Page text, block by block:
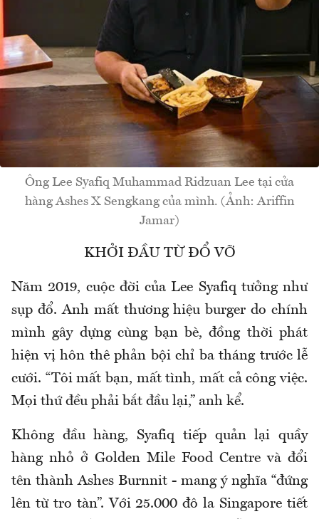
Ông Lee Syafiq Muhammad Ridzuan Lee tại cửa
hàng Ashes X Sengkang của mình. (Ảnh: Ariffin
Jamar)
KHỞI ĐẦU TỪ ĐỔ VỠ
Năm 2019, cuộc đời của Lee Syafiq tưởng như
sụp đổ. Anh mất thương hiệu burger do chính
mình gây dựng cùng bạn bè, đồng thời phát
hiện vị hôn thê phản bội chỉ ba tháng trước lễ
cưới. “Tôi mất bạn, mất tình, mất cả công việc.
Mọi thứ đều phải bắt đầu lại,” anh kể.
Không đầu hàng, Syafiq tiếp quản lại quầy
hàng nhỏ ở Golden Mile Food Centre và đổi
tên thành Ashes Burnnit - mang ý nghĩa “đứng
lên từ tro tàn”. Với 25.000 đô la Singapore tiết